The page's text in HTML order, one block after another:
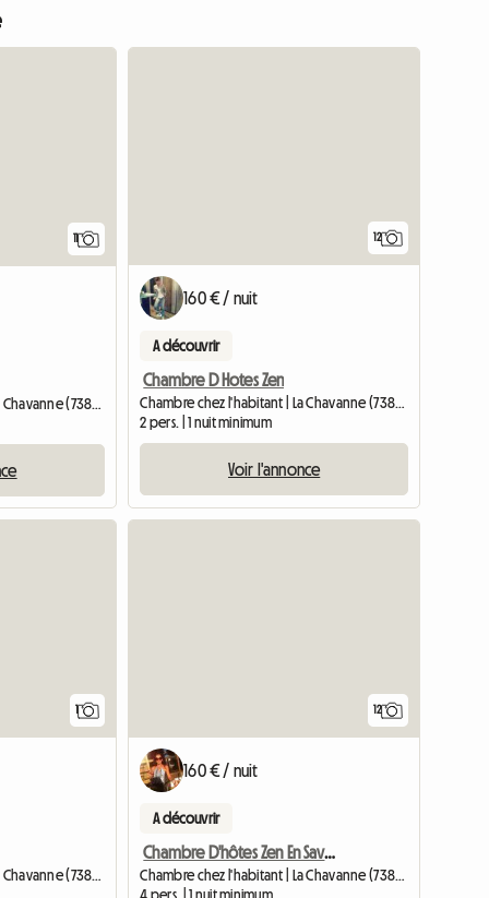
11 12
160 € / nuit
A découvrir
Chambre D Hotes Zen
2 pers. | 1 nuit minimum
Voir l'annonce
1
Chambre chez l'habitant | La Chavanne (73800) | 30 M2
12
160 € / nuit
A découvrir
Chambre D'hôtes Zen En Savoie
Chambre chez l'habitant | La Chavanne (73800) | 40 M2
4 pers. | 1 nuit minimum